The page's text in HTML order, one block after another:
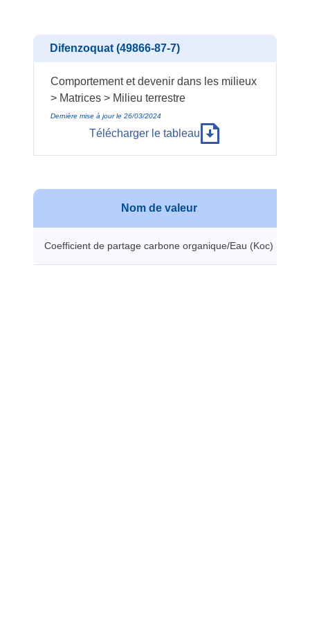
Difenzoquat (49866-87-7)
Comportement et devenir dans les milieux
> Matrices > Milieu terrestre
Dernière mise à jour le 26/03/2024
Télécharger le tableau
Nom de valeur
Coefficient de partage carbone organique/Eau (Koc)